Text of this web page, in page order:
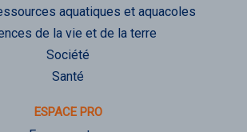
aquatiques et aquacoles
de la vie et de la terre
Société
Santé
ESPACE PRO